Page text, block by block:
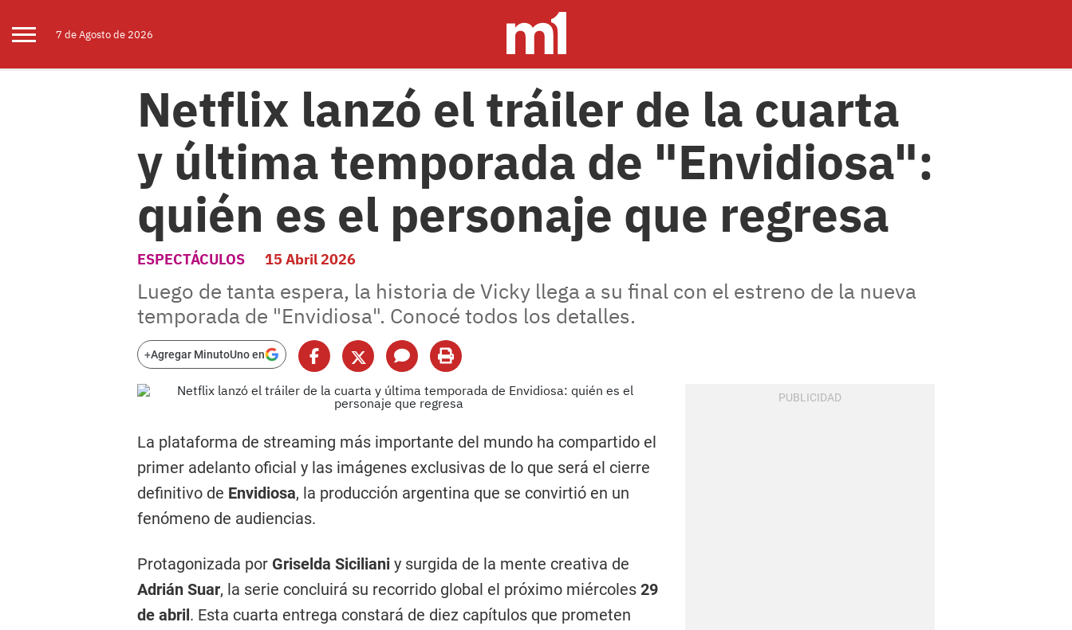
7 deAgostode 2026
Netflix lanzó el tráiler de la cuarta
y última temporada de "Envidiosa":
quién es el personaje que regresa
ESPECTÁCULOS 15 Abril 2026
Luego de tanta espera, la historia de Vicky llega a su final con el estreno de la nueva
temporada de "Envidiosa". Conocé todos los detalles.
+Agregar MinutoUno en
La plataforma de streaming más importante del mundo ha compartido el
primer adelanto oficial y las imágenes exclusivas de lo que será el cierre
definitivo de Envidiosa, la producción argentina que se convirtió en un
fenómeno de audiencias.
Protagonizada por Griselda Siciliani y surgida de la mente creativa de
Adrián Suar, la serie concluirá su recorrido global el próximo miércoles 29
de abril. Esta cuarta entrega constará de diez capítulos que prometen